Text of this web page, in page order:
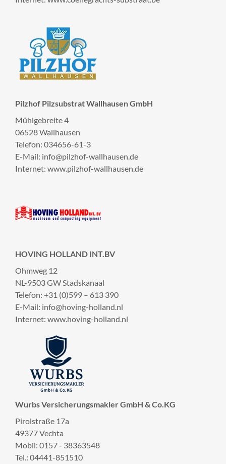
Pilzhof Pilzsubstrat Wallhausen GmbH
Mühlgebreite 4
06528 Wallhausen
Telefon: 034656-61-3
E-Mail: info@pilzhof-wallhausen.de
Internet: www.pilzhof-wallhausen.de
HOVING HOLLAND INT.BV
Ohmweg 12
NL-9503 GW Stadskanaal
Telefon: +31 (0)599 – 613 390
E-Mail: info@hoving-holland.nl
Internet: www.hoving-holland.nl
Wurbs Versicherungsmakler GmbH & Co.KG
Pirolstraße 17a
49377 Vechta
Mobil: 0157 - 38363548
Tel.: 04441-851510